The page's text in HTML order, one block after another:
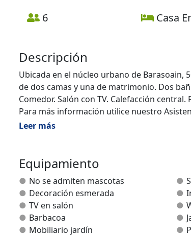
6 Casa
Descripción
Ubicada en el núcleo urbano de Barasoain,
de dos camas y una de matrimonio. Dos
Comedor. Salón con TV. Calefacción
Para más información utilice nuestro
Leer más
Equipamiento
No se admiten mascotas
Decoración esmerada
TV en salón
Barbacoa
Mobiliario jardín